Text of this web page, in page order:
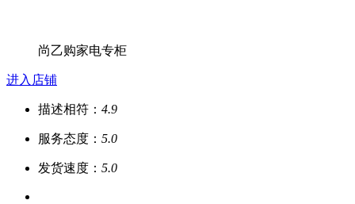
尚乙购家电专柜
进入店铺
描述相符： 4.9
服务态度： 5.0
发货速度： 5.0